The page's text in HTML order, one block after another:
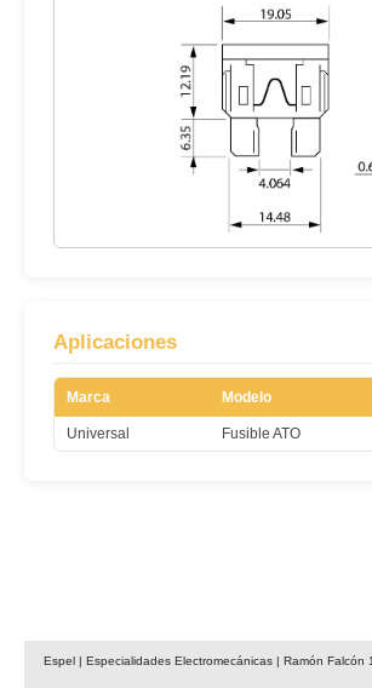
Aplicaciones
Marca Modelo
Universal Fusible ATO
Espel | Especialidades Electromecánicas | Ramón